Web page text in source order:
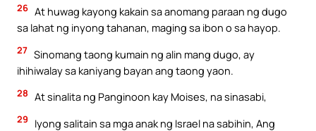
26 At huwag kayong kakain sa anomang paraan ng dugo
sa lahat ng inyong tahanan, maging sa ibon o sa hayop.
27 Sinomang taong kumain ng alin mang dugo, ay
ihihiwalay sa kaniyang bayan ang taong yaon.
28 At sinalita ng Panginoon kay Moises, na sinasabi,
29
Iyong salitain sa mga anak ng Israel na sabihin, Ang